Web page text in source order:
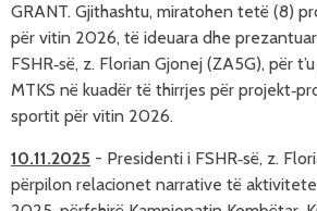
GRANT. Gjithashtu, miratohen tetë (8)
për vitin 2026, të ideuara dhe
FSHR‑së, z. Florian Gjonej (ZA5G), për
MTKS në kuadër të thirrjes për
sportit për vitin 2026.
10.11.2025 - Presidenti i FSHR‑së, z.
përpilon relacionet narrative të